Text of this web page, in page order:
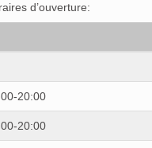
d’ouverture:
20:00
20:00